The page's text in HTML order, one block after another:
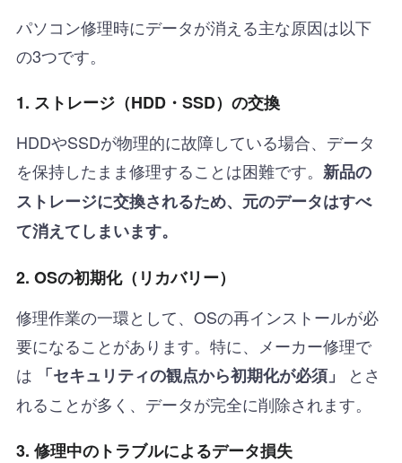
パソコン修理時にデータが消える主な原因は以下
の3つです。
1. ストレージ（HDD・SSD）の交換
HDDやSSDが物理的に故障している場合、データ
を保持したまま修理することは困難です。 新品の
ストレージに交換されるため、元のデータはすべ
て消えてしまいます。
2. OSの初期化（リカバリー）
修理作業の一環として、OSの再インストールが必
要になることがあります。特に、メーカー修理で
は
「セキュリティの観点から初期化が必須」
とさ
れることが多く、データが完全に削除されます。
3. 修理中のトラブルによるデータ損失